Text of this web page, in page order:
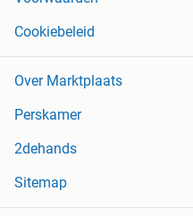
Cookiebeleid
Over Marktplaats
Perskamer
2dehands
Sitemap